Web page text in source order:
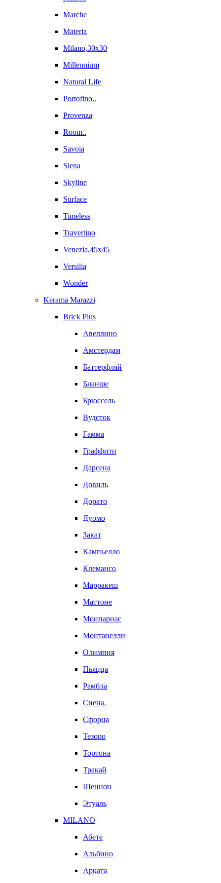
Marche
Materia
Milano,30x30
Millennium
Natural Life
Portofino..
Provenza
Room..
Savoia
Siena
Skyline
Surface
Timeless
Travertino
Venezia,45x45
Versilia
Wonder
Kerama Marazzi
Brick Plus
Авеллино
Амстердам
Баттерфляй
Бланше
Брюссель
Вудсток
Гамма
Граффити
Дарсена
Довиль
Дорато
Дуомо
Закат
Кампьелло
Клемансо
Марракеш
Маттоне
Монпарнас
Монтанелли
Олимпия
Пьяцца
Рамбла
Сиена.
Сфорца
Тезоро
Тортона
Тракай
Шеннон
Этуаль
MILANO
Абете
Альбино
Арката